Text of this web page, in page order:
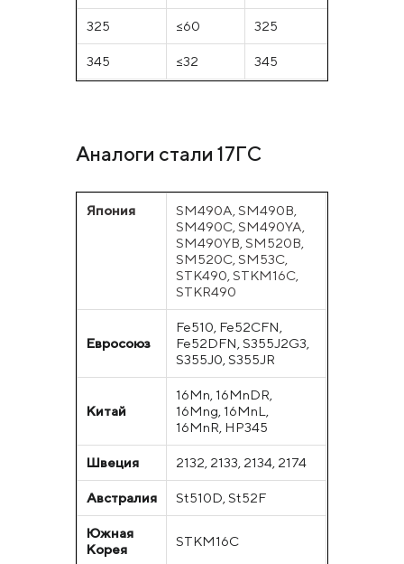
325 ≤60 325
345 ≤32 345
Аналоги стали 17ГС
Япония
SM490A, SM490B,
SM490C, SM490YA,
SM490YB, SM520B,
SM520C, SM53C,
STK490, STKM16C,
STKR490
Евросоюз
Fe510, Fe52CFN,
Fe52DFN, S355J2G3,
S355J0, S355JR
Китай
16Mn, 16MnDR,
16Mng, 16MnL,
16MnR, HP345
Швеция 2132, 2133, 2134, 2174
Австралия St510D, St52F
Южная
Корея
STKM16C